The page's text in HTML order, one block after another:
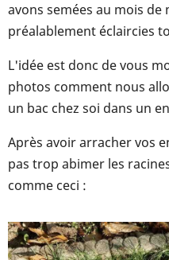
avons semées au mois de
préalablement éclaircies
L'idée est donc de vous
photos comment nous
un bac chez soi dans un
Après avoir arracher vos
pas trop abimer les
comme ceci :